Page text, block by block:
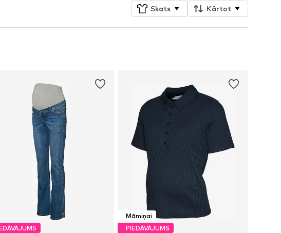
Skats Kārtot
Māmiņai
PIEDĀVĀJUMS